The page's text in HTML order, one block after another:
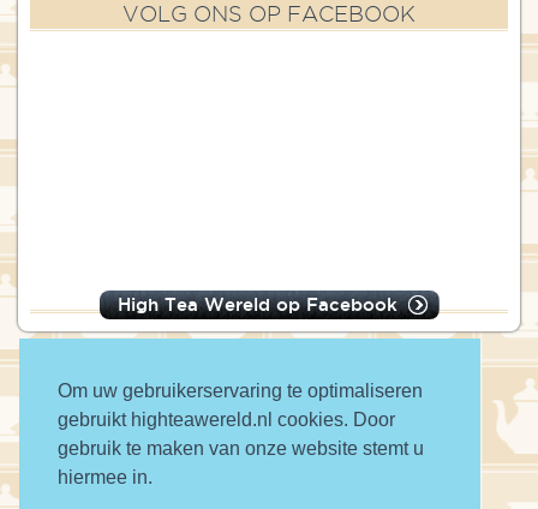
Om uw gebruikerservaring te optimaliseren
gebruikt highteawereld.nl cookies. Door
gebruik te maken van onze website stemt u
hiermee in.
VOLG ONS OP FACEBOOK
High Tea Wereld op Facebook
© 2016 High Tea Wereld